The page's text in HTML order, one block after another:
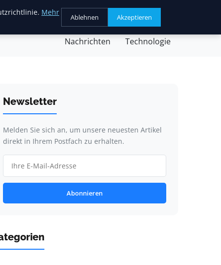
Gesundheit Kochen Nachricht
Nachrichten Technologie
Newsletter
Melden Sie sich an, um unsere neuesten Artikel
direkt in Ihrem Postfach zu erhalten.
Abonnieren
Mehr
Ablehnen Akzeptieren